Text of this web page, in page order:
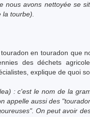
nous avons nettoyée se
tourbe).
en touradon que
des déchets
explique de quoi
: c'est le nom de la
appelle aussi des
On peut avoir